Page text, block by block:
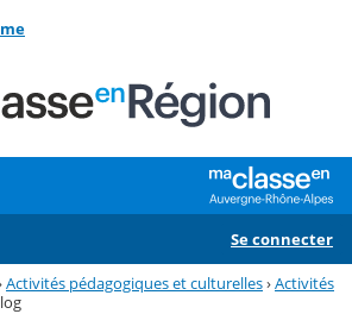
Se connecter
Activités pédagogiques et culturelles›Activités